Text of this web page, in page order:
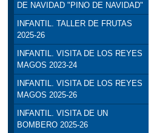
DE NAVIDAD "PINO DE NAVIDAD"
INFANTIL. TALLER DE FRUTAS
2025-26
INFANTIL. VISITA DE LOS REYES
MAGOS 2023-24
INFANTIL. VISITA DE LOS REYES
MAGOS 2025-26
INFANTIL. VISITA DE UN
BOMBERO 2025-26